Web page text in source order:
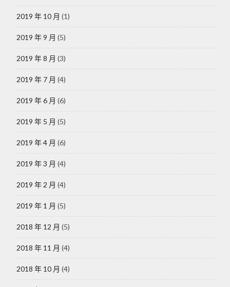
2019 年 10 月 (1)
2019 年 9 月 (5)
2019 年 8 月 (3)
2019 年 7 月 (4)
2019 年 6 月 (6)
2019 年 5 月 (5)
2019 年 4 月 (6)
2019 年 3 月 (4)
2019 年 2 月 (4)
2019 年 1 月 (5)
2018 年 12 月 (5)
2018 年 11 月 (4)
2018 年 10 月 (4)